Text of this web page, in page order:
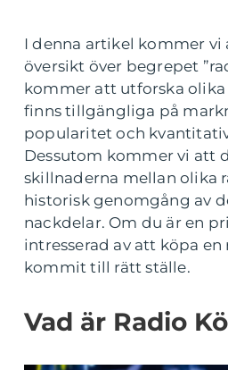
I denna artikel kommer
översikt över begrepet
kommer att utforska
finns tillgängliga på
popularitet och
Dessutom kommer vi att
skillnaderna mellan olika
historisk genomgång av
nackdelar. Om du är en
intresserad av att köpa en
kommit till rätt ställe.
Vad är Radio